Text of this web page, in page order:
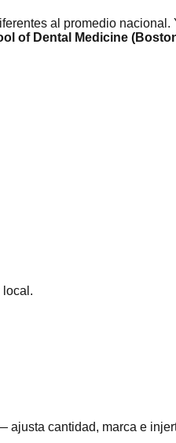
al promedio
of Dental Medicine
local.
ajusta cantidad, marca e